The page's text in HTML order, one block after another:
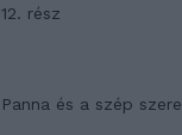
12. rész
Panna és a szép